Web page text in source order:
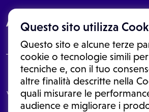
Questo sito utilizza
Questo sito e alcune terze
cookie o tecnologie simili
tecniche e, con il tuo
altre finalità descritte nella
quali misurare le
audience e migliorare i
About
Le informazioni proposte in questo sito non
In nessun caso, queste informazioni
visita o una diagnosi formulata dal medico.
le informazioni disponibili come
una diagnosi, la determinazione di un